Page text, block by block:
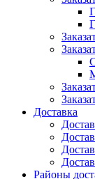
Доставка
Районы